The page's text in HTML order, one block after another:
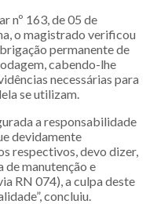
nº 163, de 05 de
o magistrado verificou
permanente de
cabendo-lhe
necessárias para
se utilizam.
a responsabilidade
devidamente
respectivos, devo dizer,
manutenção e
RN 074), a culpa deste
concluiu.